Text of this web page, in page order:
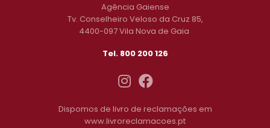
Agência Gaiense
Tv. Conselheiro Veloso da Cruz 85,
4400-097 Vila Nova de Gaia
Tel. 800 200 126
Dispomos de livro de reclamações em
www.livroreclamacoes.pt